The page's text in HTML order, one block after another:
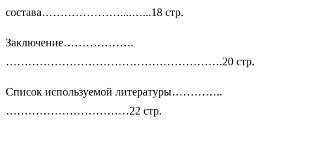
состава…………………....…...18 стр.
Заключение……………….
………………………………………………….20 стр.
Список используемой литературы…………..
……………………………22 стр.